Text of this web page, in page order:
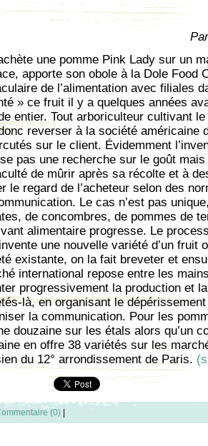
une pomme Pink Lady sur un
apporte son obole à la Dole Food
de l’alimentation avec filiales
» ce fruit il y a quelques années
entier. Tout arboriculteur cultivant
reverser à la société américaine
sur le client. Évidemment
pas une recherche sur le goût
de mûrir après sa récolte et à
le regard de l’acheteur selon des
Le cas n’est pas
de concombres, de pommes de
alimentaire progresse. Le
une nouvelle variété d’un fruit
existante, on la fait breveter et
international repose entre les
progressivement la production et
là, en organisant le
la communication. Pour les
douzaine sur les étals alors qu’un
en offre 38 variétés sur les
du 12° arrondissement de Paris.
(0)